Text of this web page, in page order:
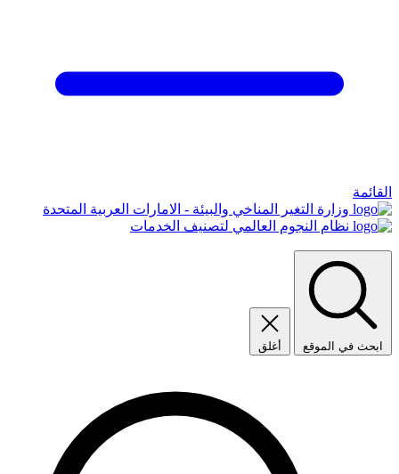
القائمة
وزارة التغير المناخي والبيئة - الامارات العربية المتحدة
نظام النجوم العالمي لتصنيف الخدمات
ابحث في الموقع أغلق